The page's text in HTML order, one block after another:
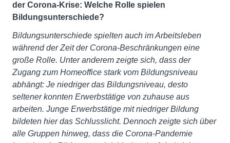
der Corona-Krise: Welche Rolle spielen
Bildungsunterschiede?
Bildungsunterschiede spielten auch im Arbeitsleben
während der Zeit der Corona-Beschränkungen eine
große Rolle. Unter anderem zeigte sich, dass der
Zugang zum Homeoffice stark vom Bildungsniveau
abhängt: Je niedriger das Bildungsniveau, desto
seltener konnten Erwerbstätige von zuhause aus
arbeiten. Junge Erwerbstätige mit niedriger Bildung
bildeten hier das Schlusslicht. Dennoch zeigte sich über
alle Gruppen hinweg, dass die Corona-Pandemie